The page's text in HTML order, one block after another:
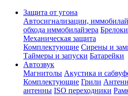
Защита от угона
Автосигнализации,
обхода иммобилайзера
Механическая защита
Комплектующие Сирены и
Таймеры и запуски Батарейки
Автозвук
Магнитолы Акустика и
Комплектующие Грили
антенны ISO переходники